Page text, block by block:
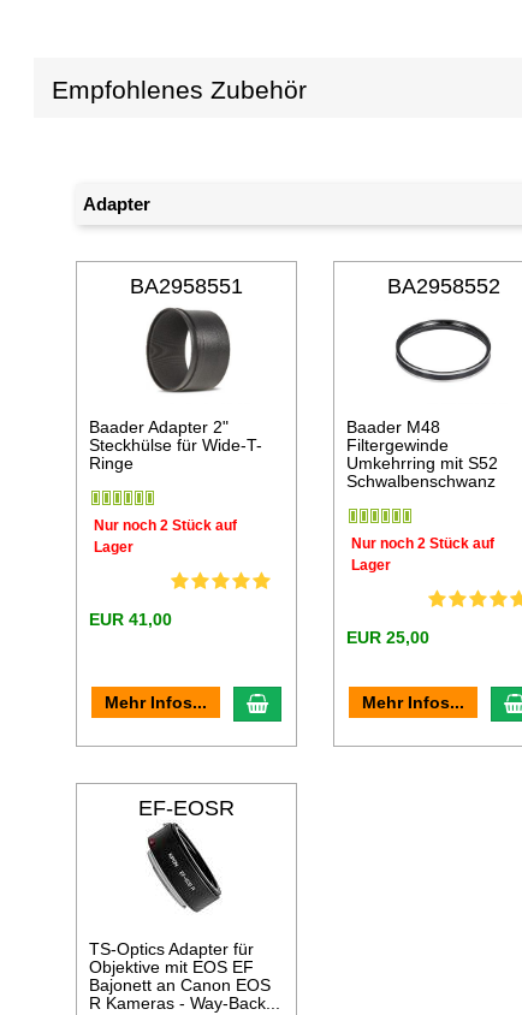
Empfohlenes Zubehör
Adapter
BA2958551
Baader Adapter 2"
Steckhülse für Wide-T-
Ringe
Nur noch 2 Stück auf
Lager
EUR 41,00
Mehr Infos... In den Warenkorb
BA2958552
Baader M48
Filtergewinde
Umkehrring mit S52
Schwalbenschwanz
Nur noch 2 Stück auf
Lager
EUR 25,00
Mehr Infos...
EF-EOSR
TS-Optics Adapter für
Objektive mit EOS EF
Bajonett an Canon EOS
R Kameras - Way-Back...